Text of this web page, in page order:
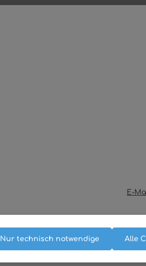
E-
Nur technisch notwendige Alle